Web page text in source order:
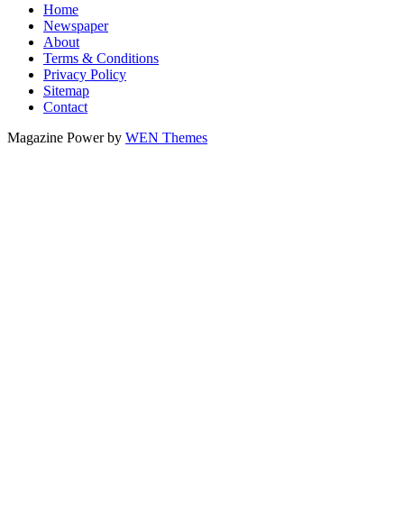
Home
Newspaper
About
Terms & Conditions
Privacy Policy
Sitemap
Contact
Magazine Power by WEN Themes